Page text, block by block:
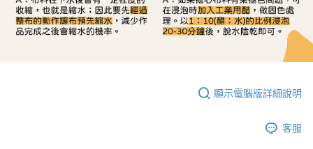
顯示電腦版詳細說明
客服